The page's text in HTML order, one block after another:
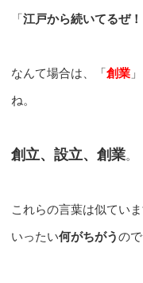
「江戸から続いてるぜ！
なんて場合は、「創業
ね。
創立、設立、創業。
これらの言葉は似ていま
いったい何がちがうの